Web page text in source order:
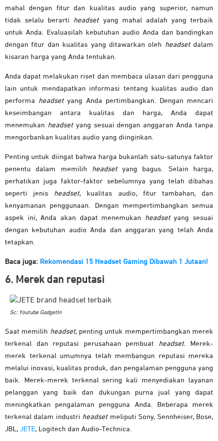
mahal dengan fitur dan kualitas audio yang superior, namun
tidak selalu berarti headsetyang mahal adalah yang terbaik
untuk Anda. Evaluasilah kebutuhan audio Anda dan bandingkan
dengan fitur dan kualitas yang ditawarkan oleh headsetdalam
kisaran harga yang Anda tentukan.
Anda dapat melakukan riset dan membaca ulasan dari pengguna
lain untuk mendapatkan informasi tentang kualitas audio dan
performa headsetyang Anda pertimbangkan. Dengan mencari
keseimbangan antara kualitas dan harga, Anda dapat
menemukan headsetyang sesuai dengan anggaran Anda tanpa
mengorbankan kualitas audio yang diinginkan.
Penting untuk diingat bahwa harga bukanlah satu-satunya faktor
penentu dalam memilih headsetyang bagus. Selain harga,
perhatikan juga faktor-faktor sebelumnya yang telah dibahas
seperti jenis headset, kualitas audio, fitur tambahan, dan
kenyamanan penggunaan. Dengan mempertimbangkan semua
aspek ini, Anda akan dapat menemukan headsetyang sesuai
dengan kebutuhan audio Anda dan anggaran yang telah Anda
tetapkan.
Baca juga: Rekomendasi 15 Headset Gaming Dibawah 1 Jutaan!
6. Merek dan reputasi
Sc: Youtube GadgetIn
Saat memilih headset, penting untuk mempertimbangkan merek
terkenal dan reputasi perusahaan pembuat headset. Merek-
merek terkenal umumnya telah membangun reputasi mereka
melalui inovasi, kualitas produk, dan pengalaman pengguna yang
baik. Merek-merek terkenal sering kali menyediakan layanan
pelanggan yang baik dan dukungan purna jual yang dapat
meningkatkan pengalaman pengguna Anda. Beberapa merek
terkenal dalam industri headsetmeliputi Sony, Sennheiser, Bose,
JBL, JETE, Logitech dan Audio-Technica.